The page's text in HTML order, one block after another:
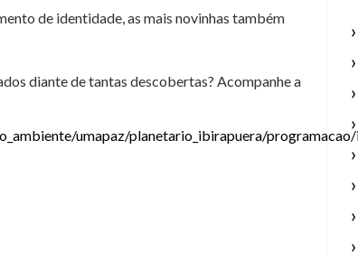
de identidade, as mais novinhas também
diante de tantas descobertas? Acompanhe a
umapaz/planetario_ibirapuera/programacao/